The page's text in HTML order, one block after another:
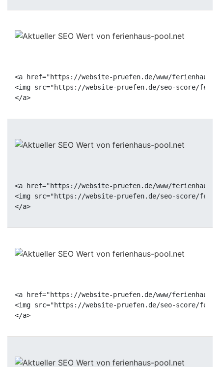
<a href="https://website-pruefen.de/www/
<img src="https://website-pruefen.de/seo-score/
<a href="https://website-pruefen.de/www/
<img src="https://website-pruefen.de/seo-score/
<a href="https://website-pruefen.de/www/
<img src="https://website-pruefen.de/seo-score/